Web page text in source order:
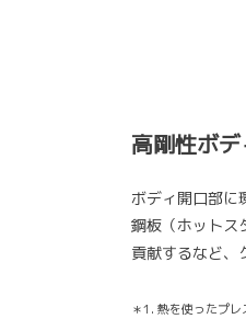
高剛性ボデ
ボディ開口部に
鋼板（ホットス
貢献するなど、
＊1. 熱を使ったプレ